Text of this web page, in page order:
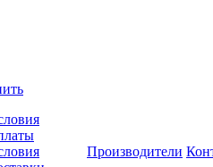
Производители